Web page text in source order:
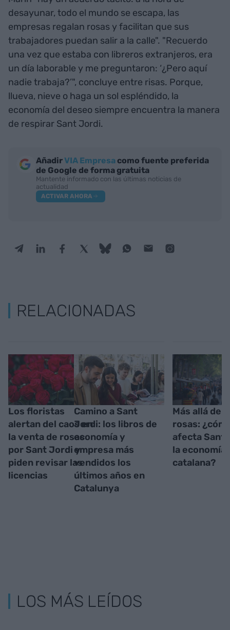
desayunar, todo el mundo se escapa, las
empresas regalan rosas y facilitan que sus
trabajadores puedan salir a la calle". "Recuerdo
una vez que estaba con libreros extranjeros, era
un día laborable y me preguntaron: ‘¿Pero aquí
nadie trabaja?’", concluye entre risas. Porque,
llueva, nieve o haga un sol espléndido, la
economía del deseo siempre encuentra la manera
de respirar Sant Jordi.
AñadirVIA Empresa como fuente preferida
de Google de forma gratuita
Mantente informado con las últimas noticias de
actualidad
ACTIVAR AHORA
RELACIONADAS
Los floristas
alertan del caos en
la venta de rosas
por Sant Jordi y
piden revisar las
licencias
Camino a Sant
Jordi: los libros de
economía y
empresa más
vendidos los
últimos años en
Catalunya
Más allá de
rosas:
afecta Sant
la economía
catalana?
LOS MÁS LEÍDOS